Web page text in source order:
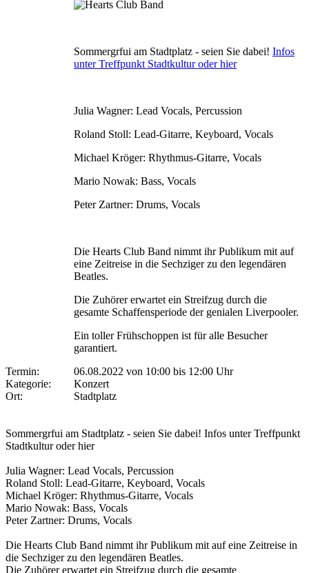
Sommergrfui am Stadtplatz - seien Sie dabei! Infos
unter Treffpunkt Stadtkultur oder hier
Julia Wagner: Lead Vocals, Percussion
Roland Stoll: Lead-Gitarre, Keyboard, Vocals
Michael Kröger: Rhythmus-Gitarre, Vocals
Mario Nowak: Bass, Vocals
Peter Zartner: Drums, Vocals
Die Hearts Club Band nimmt ihr Publikum mit auf
eine Zeitreise in die Sechziger zu den legendären
Beatles.
Die Zuhörer erwartet ein Streifzug durch die
gesamte Schaffensperiode der genialen Liverpooler.
Ein toller Frühschoppen ist für alle Besucher
garantiert.
Termin:
06.08.2022 von 10:00 bis 12:00 Uhr
Kategorie:
Konzert
Ort:
Stadtplatz
Sommergrfui am Stadtplatz - seien Sie dabei! Infos unter Treffpunkt
Stadtkultur oder hier
Julia Wagner: Lead Vocals, Percussion
Roland Stoll: Lead-Gitarre, Keyboard, Vocals
Michael Kröger: Rhythmus-Gitarre, Vocals
Mario Nowak: Bass, Vocals
Peter Zartner: Drums, Vocals
Die Hearts Club Band nimmt ihr Publikum mit auf eine Zeitreise in
die Sechziger zu den legendären Beatles.
Die Zuhörer erwartet ein Streifzug durch die gesamte